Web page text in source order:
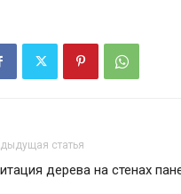
статья
дерева на стенах